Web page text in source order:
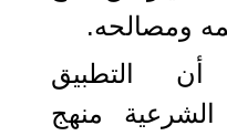
ومصالحه.
التطبيق
الشرعية منهج